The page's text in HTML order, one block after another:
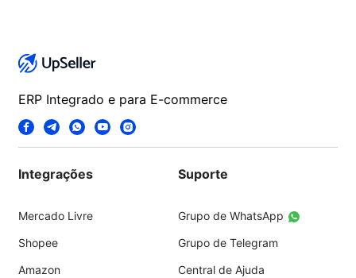
ERP Integrado e para E-commerce
Integrações
Mercado Livre
Shopee
Amazon
Suporte
Grupo de WhatsApp
Grupo de Telegram
Central de Ajuda